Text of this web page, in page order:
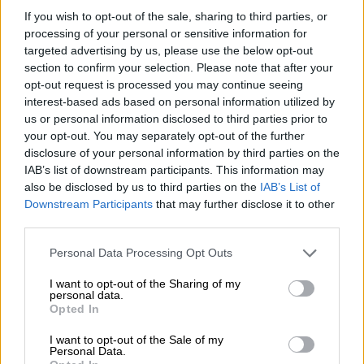
If you wish to opt-out of the sale, sharing to third parties, or
processing of your personal or sensitive information for
targeted advertising by us, please use the below opt-out
section to confirm your selection. Please note that after your
opt-out request is processed you may continue seeing
interest-based ads based on personal information utilized by
us or personal information disclosed to third parties prior to
your opt-out. You may separately opt-out of the further
disclosure of your personal information by third parties on the
IAB’s list of downstream participants. This information may
also be disclosed by us to third parties on the IAB’s List of
Downstream Participants that may further disclose it to other
Personal Data Processing Opt Outs
I want to opt-out of the Sharing of my
personal data.
Opted In
I want to opt-out of the Sale of my
Personal Data.
y fiscalidad.
-Etiquetado: la primera de las medidas
recogidas en el plan consiste en laredacción
de un Real Decreto que desarrolle el sistema
de etiquetado frontal de productos Nutri-
Score en España. Actualmente se encuentra
elaborándose y Consumo prevé presentar el
Real Decreto en las próximas semanas para
someterlo a información pública, ypoderse
aprobar en el primer semestre de 2021.
La decisión de implementar esta iniciativa en
una posición en Europa favorable a
para todas las personas.
Publicidad de alimentos poco saludables
Score se basa enreforzar el Código PAOS.